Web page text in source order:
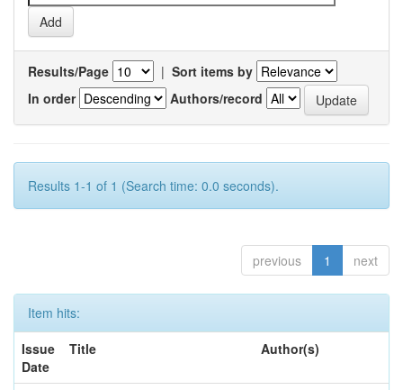
Results/Page | Sort items by
In order
Authors/record
Results 1-1 of 1 (Search time: 0.0 seconds).
previous 1 next
Item hits:
Issue
Date
Title Author(s)